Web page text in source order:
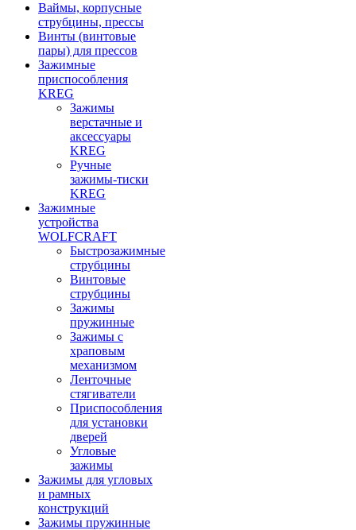
Ваймы, корпусные
струбцины, прессы
Винты (винтовые
пары) для прессов
Зажимные
приспособления
KREG
Зажимы
верстачные и
аксессуары
KREG
Ручные
зажимы-тиски
KREG
Зажимные
устройства
WOLFCRAFT
Быстрозажимные
струбцины
Винтовые
струбцины
Зажимы
пружинные
Зажимы с
храповым
механизмом
Ленточные
стягиватели
Приспособления
для установки
дверей
Угловые
зажимы
Зажимы для угловых
и рамных
конструкций
Зажимы пружинные